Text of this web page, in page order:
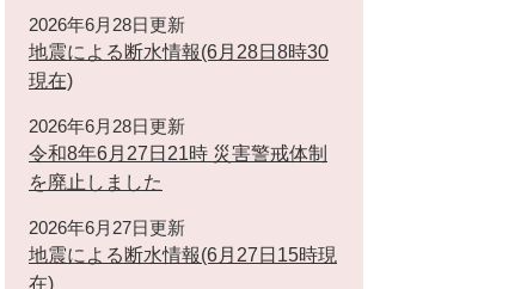
2026年6月28日更新
地震による断水情報(6月28日8時30
現在)
2026年6月28日更新
令和8年6月27日21時 災害警戒体制
を廃止しました
2026年6月27日更新
地震による断水情報(6月27日15時現
在)